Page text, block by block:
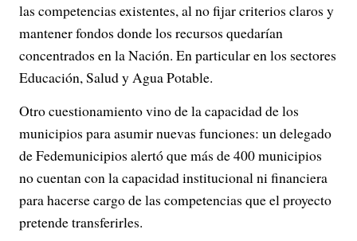
las competencias existentes, al no fijar criterios claros y
mantener fondos donde los recursos quedarían
concentrados en la Nación. En particular en los sectores
Educación, Salud y Agua Potable.
Otro cuestionamiento vino de la capacidad de los
municipios para asumir nuevas funciones: un delegado
de Fedemunicipios alertó que más de 400 municipios
no cuentan con la capacidad institucional ni financiera
para hacerse cargo de las competencias que el proyecto
pretende transferirles.